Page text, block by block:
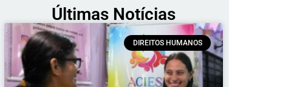
Últimas Notícias
DIREITOS HUMANOS